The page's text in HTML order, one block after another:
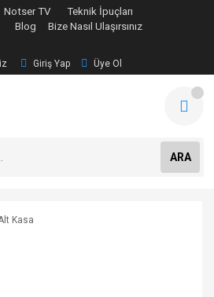
Notser TV
Teknik İpuçları
Blog
Bize Nasıl Ulaşırsınız
Giriş Yap Üye Ol
ARA